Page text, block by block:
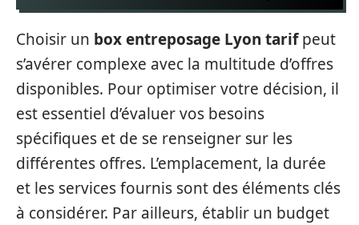
Choisir un box entreposage Lyon tarifpeut
s’avérer complexe avec la multitude d’offres
disponibles. Pour optimiser votre décision, il
est essentiel d’évaluer vos besoins
spécifiques et de se renseigner sur les
différentes offres. L’emplacement, la durée
et les services fournis sont des éléments clés
à considérer. Par ailleurs, établir un budget